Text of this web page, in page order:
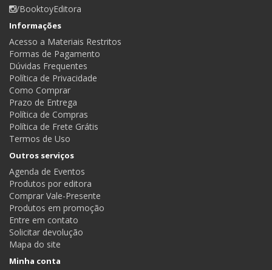
/BooktoyEditora
Informações
Acesso a Materiais Restritos
Formas de Pagamento
Dúvidas Frequentes
Política de Privacidade
Como Comprar
Prazo de Entrega
Política de Compras
Política de Frete Grátis
Termos de Uso
Outros serviços
Agenda de Eventos
Produtos por editora
Comprar Vale-Presente
Produtos em promoção
Entre em contato
Solicitar devolução
Mapa do site
Minha conta